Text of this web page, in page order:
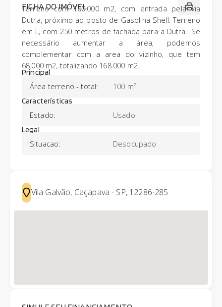
FICHA DO IMÓVEL
Terreno com 100.000 m2, com entrada pela via
Dutra, próximo ao posto de Gasolina Shell. Terreno
em L, com 250 metros de fachada para a Dutra.. Se
necessário aumentar a área, podemos
complementar com a area do vizinho, que tem
68.000 m2, totalizando 168.000 m2..
Principal
Área terreno - total: 100 m²
Características
Estado: Usado
Legal
Situacao: Desocupado
Vila Galvão, Caçapava - SP, 12286-285